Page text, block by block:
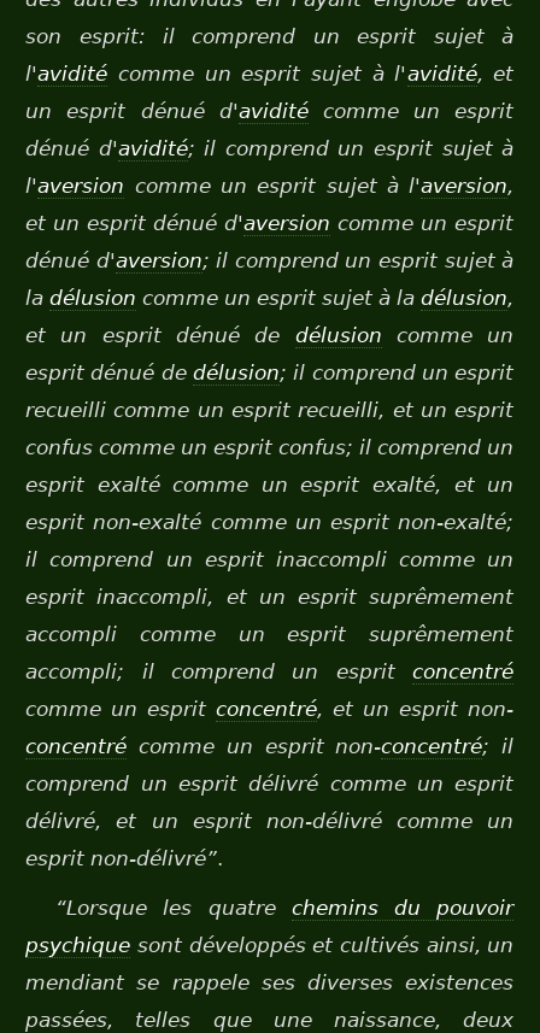
son esprit: il comprend un esprit sujet à
l'avidité comme un esprit sujet à l'avidité, et
un esprit dénué d'aviditécomme un esprit
dénué d'avidité; il comprend un esprit sujet à
l'aversion comme un esprit sujet à l'aversion,
et un esprit dénué d'aversion comme un esprit
dénué d'aversion; il comprend un esprit sujet à
ladélusion comme un esprit sujet à ladélusion,
et un esprit dénué de délusion comme un
esprit dénué dedélusion; il comprend un esprit
recueilli comme un esprit recueilli, et un esprit
confus comme un esprit confus; il comprend un
esprit exalté comme un esprit exalté, et un
esprit non-exalté comme un esprit non-exalté;
il comprend un esprit inaccompli comme un
esprit inaccompli, et un esprit suprêmement
accompli comme un esprit suprêmement
accompli; il comprend un espritconcentré
comme un espritconcentré, et un esprit non-
concentré comme un esprit non-concentré; il
comprend un esprit délivré comme un esprit
délivré, et un esprit non-délivré comme un
esprit non-délivré”.
“Lorsque les quatre chemins du pouvoir
psychique sont développés et cultivés ainsi, un
mendiant se rappele ses diverses existences
passées, telles que une naissance, deux